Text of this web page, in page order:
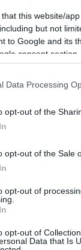
that this website/
but not
to Google and its
consent section.
Data Processing
opt-out of the
opt-out of the Sale
opt-out of
opt-out of
Data that Is
istituito il
attivi a
di un
che esiste
laCisl
e sulla
di tutela e
del